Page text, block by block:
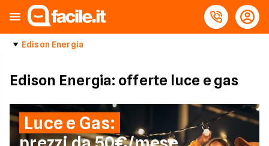
Edison Energia
Edison Energia: offerte luce e gas
Luce e Gas: